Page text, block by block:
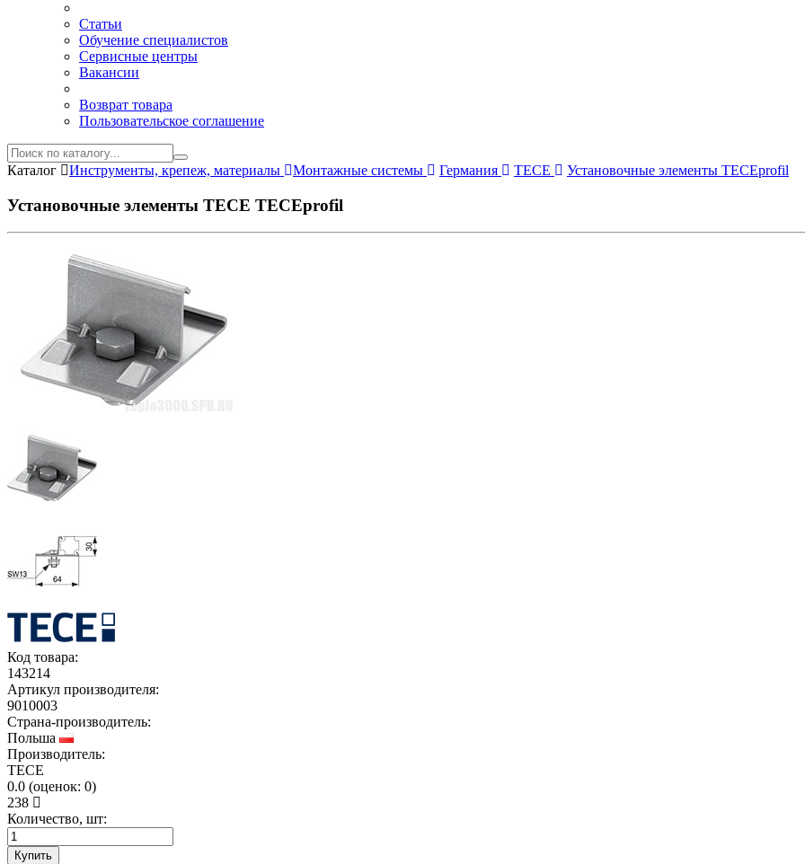
Статьи
Обучение специалистов
Сервисные центры
Вакансии
Возврат товара
Пользовательское соглашение
Каталог Инструменты, крепеж, материалы Монтажные системы Германия TECE Установочные элементы TECEprofil
Установочные элементы TECE TECEprofil
Код товара:
143214
Артикул производителя:
9010003
Страна-производитель:
Польша
Производитель:
TECE
0.0 (оценок: 0)
238
Количество, шт:
Купить